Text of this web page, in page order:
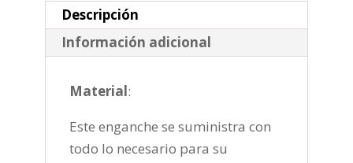
2004-
2012
Descripción
Información adicional
Material:
Este enganche se suministra con
todo lo necesario para su